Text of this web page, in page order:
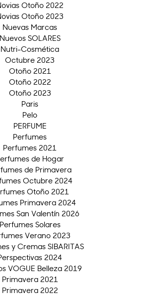
Otoño 2022
Otoño 2023
Nuevas Marcas
Nuevos SOLARES
Nutri-Cosmética
Octubre 2023
Otoño 2021
Otoño 2022
Otoño 2023
Paris
Pelo
PERFUME
Perfumes
Perfumes 2021
de Hogar
de Primavera
Octubre 2024
Otoño 2021
Primavera 2024
San Valentín 2026
Perfumes Solares
Verano 2023
y Cremas SIBARITAS
2024
VOGUE Belleza 2019
Primavera 2021
Primavera 2022